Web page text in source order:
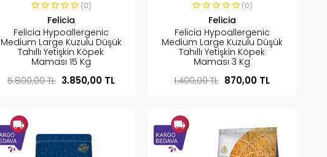
(0)
Felicia
Felicia Hypoallergenic
Medium Large Kuzulu Düşük
Tahıllı Yetişkin Köpek
Maması 15 Kg
5.800,00 TL 3.850,00 TL
(0)
Felicia
Felicia Hypoallergenic
Medium Large Kuzulu Düşük
Tahıllı Yetişkin Köpek
Maması 3 Kg
1.400,00 TL 870,00 TL